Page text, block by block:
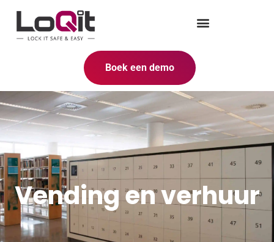
Boek een demo
Vending en verhuur